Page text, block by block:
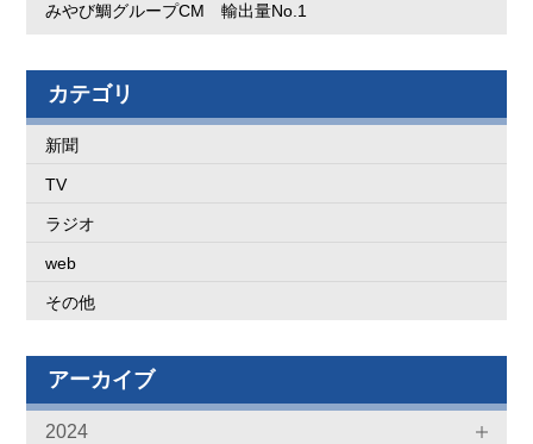
みやび鯛グループCM 輸出量No.1
カテゴリ
新聞
TV
ラジオ
web
その他
アーカイブ
2024